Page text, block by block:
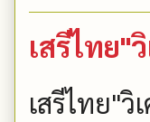
เสรีไทย
เสรีไทย"